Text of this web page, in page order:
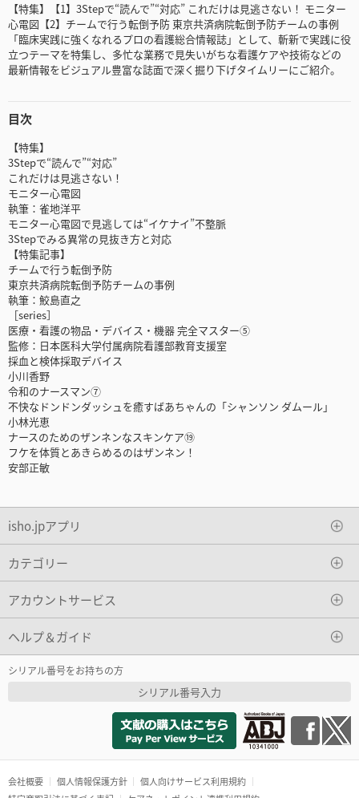
【特集】【1】3Stepで“読んで”“対応” これだけは見逃さない！ モニター
心電図【2】チームで行う転倒予防 東京共済病院転倒予防チームの事例
「臨床実践に強くなれるプロの看護総合情報誌」として、斬新で実践に役
立つテーマを特集し、多忙な業務で見失いがちな看護ケアや技術などの
最新情報をビジュアル豊富な誌面で深く掘り下げタイムリーにご紹介。
目次
【特集】
3Stepで“読んで”“対応”
これだけは見逃さない！
モニター心電図
執筆：雀地洋平
モニター心電図で見逃しては“イケナイ”不整脈
3Stepでみる異常の見抜き方と対応
【特集記事】
チームで行う転倒予防
東京共済病院転倒予防チームの事例
執筆：鮫島直之
［series］
医療・看護の物品・デバイス・機器 完全マスター⑤
監修：日本医科大学付属病院看護部教育支援室
採血と検体採取デバイス
小川香野
令和のナースマン⑦
不快なドンドンダッシュを癒すばあちゃんの「シャンソン ダムール」
小林光恵
ナースのためのザンネンなスキンケア⑲
フケを体質とあきらめるのはザンネン！
安部正敏
isho.jpアプリ
カテゴリー
アカウントサービス
ヘルプ＆ガイド
シリアル番号をお持ちの方
シリアル番号入力
会社概要 個人情報保護方針
個人向けサービス利用規約